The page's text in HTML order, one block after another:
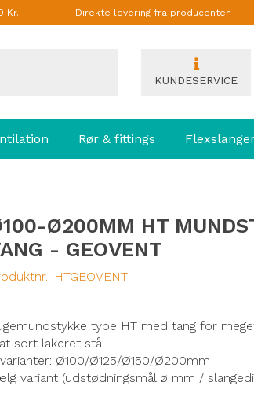
Kr. Direkte levering fra producenten
KUNDESERVICE
Rør & fittings
Ø200MM HT
- GEOVENT
HTGEOVENT
type HT med tang for
sort lakeret stål
Ø100/Ø125/Ø150/Ø200mm
variant (udstødningsmål ø mm /